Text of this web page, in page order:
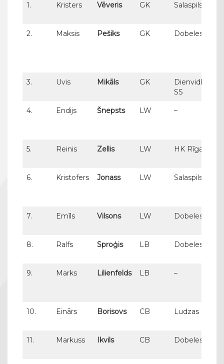
1. Kristers Vēveris GK Salaspils SS
2. Maksis Pešiks GK Dobeles SS
3. Uvis Mikāls GK
SS
4. Endijs Šnepsts LW –
5. Reinis Zellis LW HK Rīga
6. Kristofers Jonass LW Salaspils SS
7. Emīls Vilsons LW Dobeles SS
8. Ralfs Sproģis LB Dobeles SS
9. Marks Lilienfelds LB –
10. Einārs Borisovs CB Ludzas NSS
11. Markuss Ikvils CB Dobeles SS